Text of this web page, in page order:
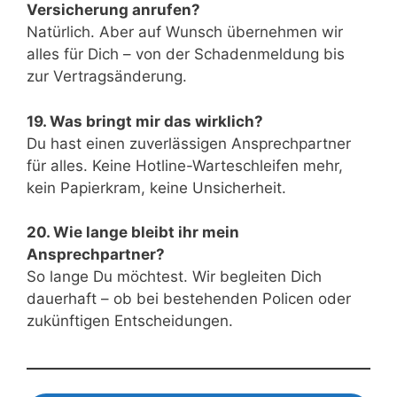
Versicherung anrufen?
Natürlich. Aber auf Wunsch übernehmen wir
alles für Dich – von der Schadenmeldung bis
zur Vertragsänderung.
19. Was bringt mir das wirklich?
Du hast einen zuverlässigen Ansprechpartner
für alles. Keine Hotline-Warteschleifen mehr,
kein Papierkram, keine Unsicherheit.
20. Wie lange bleibt ihr mein
Ansprechpartner?
So lange Du möchtest. Wir begleiten Dich
dauerhaft – ob bei bestehenden Policen oder
zukünftigen Entscheidungen.